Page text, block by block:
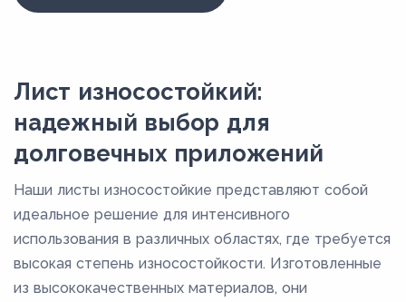
Лист износостойкий:
надежный выбор для
долговечных приложений
Наши листы износостойкие представляют собой
идеальное решение для интенсивного
использования в различных областях, где требуется
высокая степень износостойкости. Изготовленные
из высококачественных материалов, они